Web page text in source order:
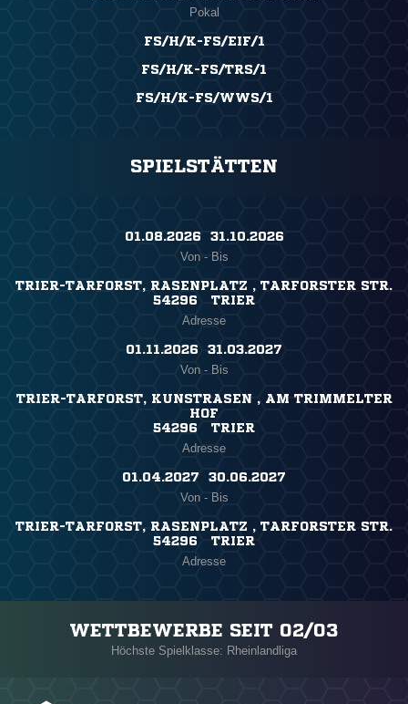
Pokal
FS/H/K-FS/EIF/1
FS/H/K-FS/TRS/1
FS/H/K-FS/WWS/1
SPIELSTÄTTEN
01.08.2026 ​ 31.10.2026
Von - Bis
TRIER-TARFORST, RASENPLATZ , TARFORSTER STR.
54296 TRIER
Adresse
01.11.2026 ​ 31.03.2027
Von - Bis
TRIER-TARFORST, KUNSTRASEN , AM TRIMMELTER
HOF
54296 TRIER
Adresse
01.04.2027 ​ 30.06.2027
Von - Bis
TRIER-TARFORST, RASENPLATZ , TARFORSTER STR.
54296 TRIER
Adresse
WETTBEWERBE SEIT 02/03
Höchste Spielklasse: Rheinlandliga